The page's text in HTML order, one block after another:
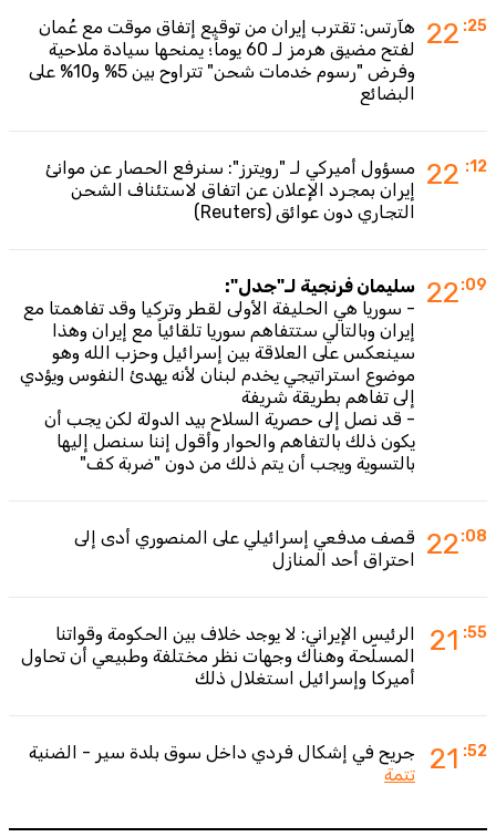
22 :25
هآرتس: تقترب إيران من توقيع إتفاق موقت مع عُمان
لفتح مضيق هرمز لـ 60 يوماً؛ يمنحها سيادة ملاحية
وفرض "رسوم خدمات شحن" تتراوح بين 5% و10% على
البضائع
22 :12
مسؤول أميركي لـ "رويترز": سنرفع الحصار عن موانئ
إيران بمجرد الإعلان عن اتفاق لاستئناف الشحن
التجاري دون عوائق (Reuters)
22:09
سليمان فرنجية لـ"جدل":
- سوريا هي الحليفة الأولى لقطر وتركيا وقد تفاهمتا مع
إيران وبالتالي ستتفاهم سوريا تلقائياً مع إيران وهذا
سينعكس على العلاقة بين إسرائيل وحزب الله وهو
موضوع استراتيجي يخدم لبنان لأنه يهدئ النفوس ويؤدي
إلى تفاهم بطريقة شريفة
- قد نصل إلى حصرية السلاح بيد الدولة لكن يجب أن
يكون ذلك بالتفاهم والحوار وأقول إننا سنصل إليها
بالتسوية ويجب أن يتم ذلك من دون "ضربة كف"
22:08
قصف مدفعي إسرائيلي على المنصوري أدى إلى
احتراق أحد المنازل
21 :55
الرئيس الإيراني: لا يوجد خلاف بين الحكومة وقواتنا
المسلّحة وهناك وجهات نظر مختلفة وطبيعي أن تحاول
أميركا وإسرائيل استغلال ذلك
21 :52
جريح في إشكال فردي داخل سوق بلدة سير - الضنية
تتمة